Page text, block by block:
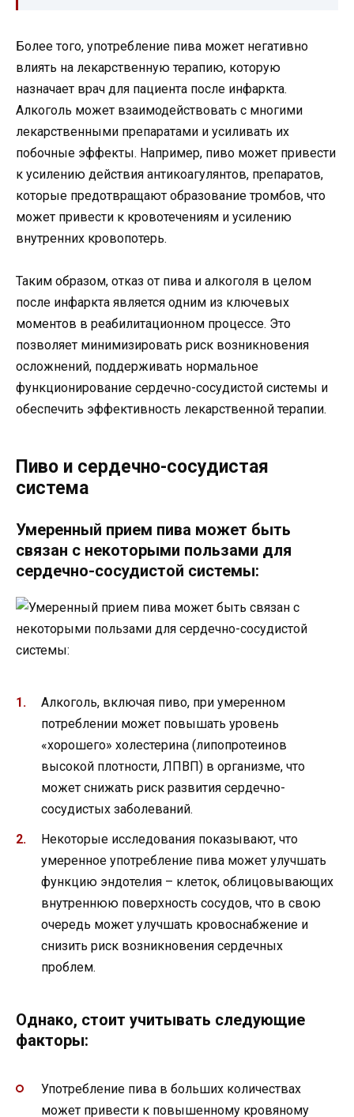
Более того, употребление пива может негативно
влиять на лекарственную терапию, которую
назначает врач для пациента после инфаркта.
Алкоголь может взаимодействовать с многими
лекарственными препаратами и усиливать их
побочные эффекты. Например, пиво может привести
к усилению действия антикоагулянтов, препаратов,
которые предотвращают образование тромбов, что
может привести к кровотечениям и усилению
внутренних кровопотерь.
Таким образом, отказ от пива и алкоголя в целом
после инфаркта является одним из ключевых
моментов в реабилитационном процессе. Это
позволяет минимизировать риск возникновения
осложнений, поддерживать нормальное
функционирование сердечно-сосудистой системы и
обеспечить эффективность лекарственной терапии.
Пиво и сердечно-сосудистая
система
Умеренный прием пива может быть
связан с некоторыми пользами для
сердечно-сосудистой системы:
Алкоголь, включая пиво, при умеренном
потреблении может повышать уровень
«хорошего» холестерина (липопротеинов
высокой плотности, ЛПВП) в организме, что
может снижать риск развития сердечно-
сосудистых заболеваний.
Некоторые исследования показывают, что
умеренное употребление пива может улучшать
функцию эндотелия – клеток, облицовывающих
внутреннюю поверхность сосудов, что в свою
очередь может улучшать кровоснабжение и
снизить риск возникновения сердечных
проблем.
Однако, стоит учитывать следующие
факторы:
Употребление пива в больших количествах
может привести к повышенному кровяному